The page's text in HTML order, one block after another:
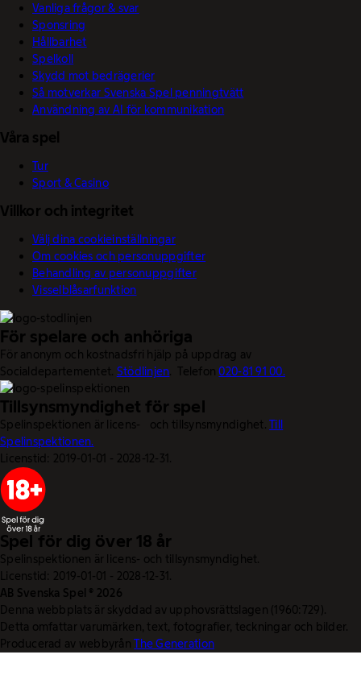
Vanliga frågor & svar
Sponsring
Hållbarhet
Spelkoll
Skydd mot bedrägerier
Så motverkar Svenska Spel penningtvätt
Användning av AI för kommunikation
Våra spel
Tur
Sport & Casino
Villkor och integritet
Välj dina cookieinställningar
Om cookies och personuppgifter
Behandling av personuppgifter
Visselblåsarfunktion
För spelare och anhöriga
För anonym och kostnadsfri hjälp på uppdrag av
Socialdepartementet. Stödlinjen. Telefon020-81 91 00.
Tillsynsmyndighet för spel
Spelinspektionen är licens- och tillsynsmyndighet.Till
Spelinspektionen.
Licenstid: 2019-01-01 - 2028-12-31.
Spel för dig över 18 år
Spelinspektionen är licens- och tillsynsmyndighet.
Licenstid: 2019-01-01 - 2028-12-31.
AB Svenska Spel © 2026
Denna webbplats är skyddad av upphovsrättslagen (1960:729).
Detta omfattar varumärken, text, fotografier, teckningar och bilder.
Producerad av webbyrånThe Generation